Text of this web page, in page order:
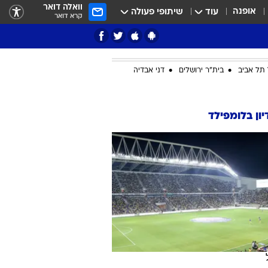
אופנה עוד שיתופי פעולה וואלה דואר
קרא דואר
ציון 3
תל אביב בית"ר ירושלים דני אבדיה
בלומפילד